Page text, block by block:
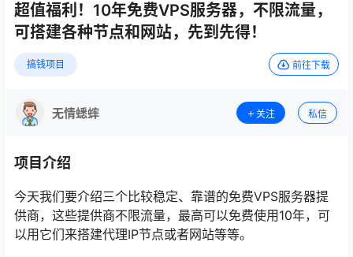
超值福利！10年免费VPS服务器，不限流量，
可搭建各种节点和网站，先到先得！
搞钱项目 前往下载
无情蟋蟀 关注 私信
项目介绍
今天我们要介绍三个比较稳定、靠谱的免费VPS服务器提
供商，这些提供商不限流量，最高可以免费使用10年，可
以用它们来搭建代理IP节点或者网站等等。